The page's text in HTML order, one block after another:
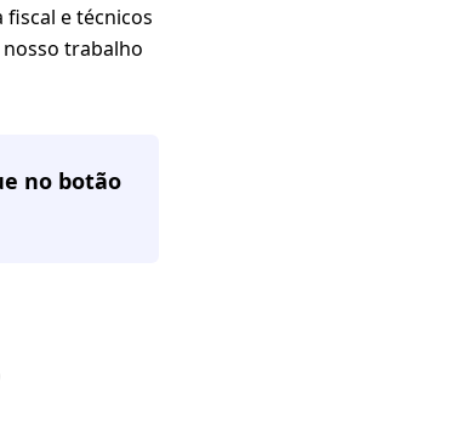
e técnicos
trabalho
no botão